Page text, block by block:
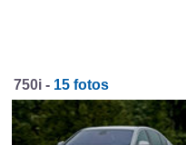
750i - 15 fotos